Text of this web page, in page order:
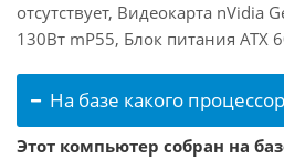
отсутствует, Видеокарта nVidia
130Вт mP55, Блок питания ATX
На базе какого
Этот компьютер собран на